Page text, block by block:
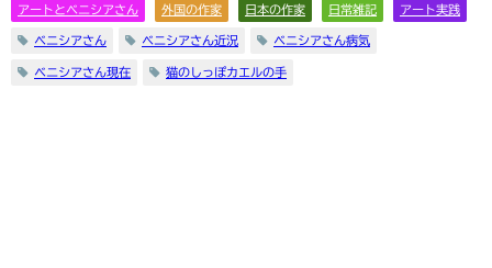
アートとベニシアさん 外国の作家 日本の作家 日常雑記 アート実践
ベニシアさん ベニシアさん近況 ベニシアさん病気
ベニシアさん現在 猫のしっぽカエルの手